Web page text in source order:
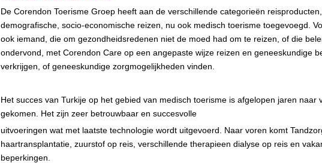
De Corendon Toerisme Groep heeft aan de verschillende categorieën
demografische, socio-economische reizen, nu ook medisch toerisme toegevoegd.
ook iemand, die om gezondheidsredenen niet de moed had om te reizen, of die
ondervond, met Corendon Care op een angepaste wijze reizen en geneeskundige
verkrijgen, of geneeskundige zorgmogelijkheden vinden.
Het succes van Turkije op het gebied van medisch toerisme is afgelopen jaren naar
gekomen. Het zijn zeer betrouwbaar en succesvolle
uitvoeringen wat met laatste technologie wordt uitgevoerd. Naar voren komt
haartransplantatie, zuurstof op reis, verschillende therapieen dialyse op reis en
beperkingen.